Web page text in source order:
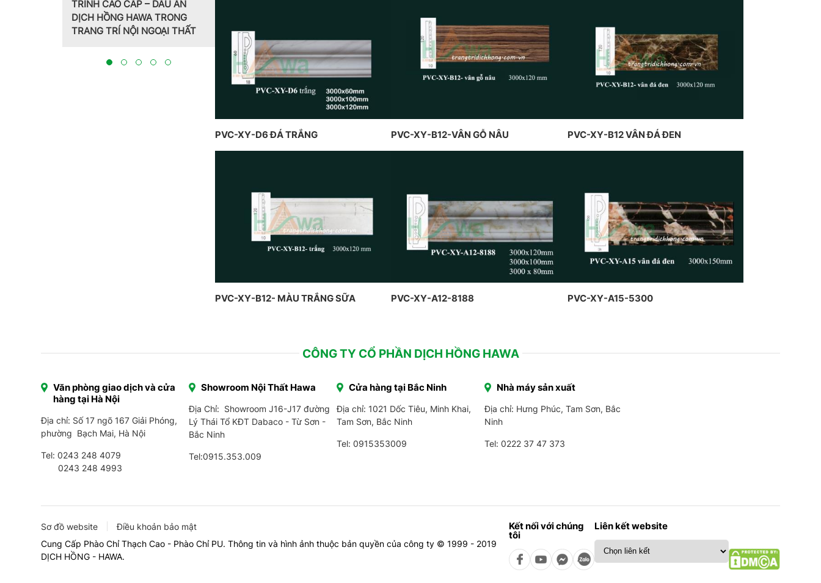
PVC-XY-D6 ĐÁ TRẮNG PVC-XY-B12-VÂN GỖ NÂU PVC-XY-B12 VÂN ĐÁ ĐEN
PVC-XY-B12- MÀU TRẮNG SỮA PVC-XY-A12-8188 PVC-XY-A15-5300
Trang trí nội thất theo phong
cách Pháp do CT CP Dịch
Hồng Hawa thiết kế, thi công
CT CP DỊCH HỒNG HAWA
THỰC HIỆN TẠI PENHOUSE
BẮC NINH
CHỈ HOA VĂN THẠCH CAO DO
CÔNG TY DỊCH HỒNG HAWA
THIẾT KẾ VÀ THI CÔNG THEO
PHONG CÁCH TRANG TRÍ NỘI
THẤT PHÁP
thạch cao dát vàng kết hợp đèn
trần nghệ thuật của CT Dịch
Hồng Hawa thiết kế và thi công
TRANG TRÍ NỘI NGOẠI THẤT
CÔNG TY CỔ PHẦN DỊCH HỒNG HAWA
Văn phòng giao dịch và cửa
hàng tại Hà Nội
Địa chỉ: Số 17 ngõ 167 Giải Phóng,
phường Bạch Mai, Hà Nội
Tel: 0243 248 4079
0243 248 4993
Showroom Nội Thất Hawa
Địa Chỉ: Showroom J16-J17 đường
Lý Thái Tổ KĐT Dabaco - Từ Sơn -
Bắc Ninh
Tel:0915.353.009
Cửa hàng tại Bắc Ninh
Địa chỉ: 1021 Dốc Tiêu, Minh Khai,
Tam Sơn, Bắc Ninh
Tel: 0915353009
Nhà máy sản xuất
Địa chỉ: Hưng Phúc, Tam Sơn, Bắc
Ninh
Tel: 0222 37 47 373
Sơ đồ website
Điều khoản bảo mật
Cung Cấp Phào Chỉ Thạch Cao - Phào Chỉ PU. Thông tin và hình ảnh thuộc bản quyền của công ty © 1999 - 2019
DỊCH HỒNG - HAWA.
Kết nối với chúng
tôi
Liên kết website